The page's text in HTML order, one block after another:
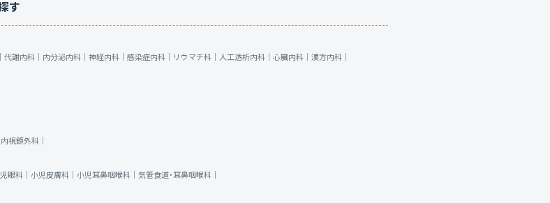
す
代謝内科｜ 内分泌内科｜ 神経内科｜ 感染症内科｜ リウマチ科｜ 人工透析内科｜ 心臓内科｜ 漢方内科｜
内視鏡外科｜
眼科｜ 小児皮膚科｜ 小児耳鼻咽喉科｜ 気管食道・耳鼻咽喉科｜